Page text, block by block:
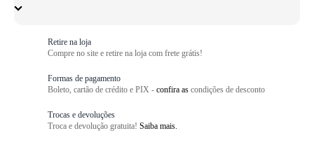
Retire na loja
Compre no site e retire na loja com frete grátis!
Formas de pagamento
Boleto, cartão de crédito e PIX - confira as condições de desconto
Trocas e devoluções
Troca e devolução gratuita! Saiba mais.